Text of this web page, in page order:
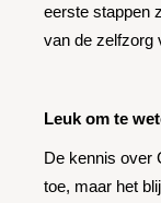
eerste stappen
van de zelfzorg
Leuk om te
De kennis over
toe, maar het